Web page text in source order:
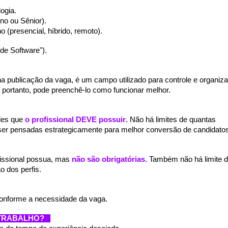
ou Sênior).
(presencial, híbrido, remoto).
Software").
publicação da vaga, é um campo utilizado para controle e
portanto, pode preenchê-lo como funcionar melhor.
que o profissional DEVE possuir. Não há limites de quantas
pensadas estrategicamente para melhor conversão de
possua, mas não são obrigatórias. Também não há limite
dos perfis.
a necessidade da vaga.